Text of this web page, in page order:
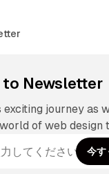
Newsletter
exciting journey as
of web design
今す